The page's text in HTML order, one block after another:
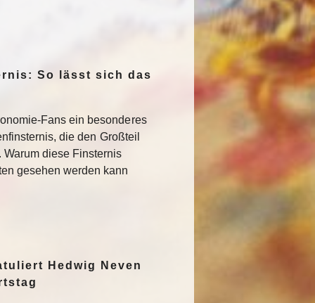
So lässt sich das
Fans ein besonderes
die den Großteil
diese Finsternis
gesehen werden kann
Hedwig Neven